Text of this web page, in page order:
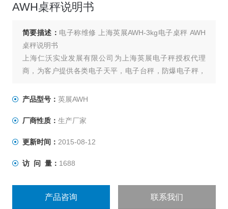
AWH桌秤说明书
简要描述： 电子称维修 上海英展AWH-3kg电子桌秤 AWH
桌秤说明书
上海仁沃实业发展有限公司为上海英展电子秤授权代理
商，为客户提供各类电子天平，电子台秤，防爆电子秤，
海，嘉兴，昆山，杭州，苏州，南京，合肥，重庆，北
称心如意。
产品型号： 英展AWH
厂商性质： 生产厂家
更新时间： 2015-08-12
访 问 量： 1688
产品咨询 联系我们